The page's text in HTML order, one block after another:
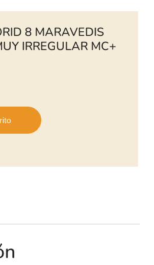
8 MARAVEDIS
IRREGULAR MC+